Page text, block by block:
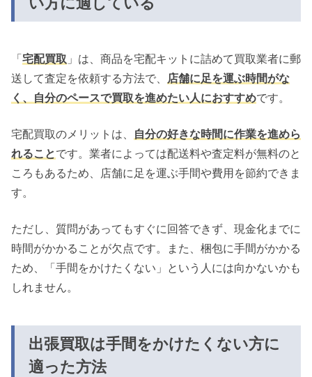
「 宅配買取 」は、商品を宅配キットに詰めて買取業者に郵
送して査定を依頼する方法で、
店舗に足を運ぶ時間がな
く、自分のペースで買取を進めたい人におすすめです。
宅配買取のメリットは、
自分の好きな時間に作業を進めら
れることです。業者によっては配送料や査定料が無料のと
ころもあるため、店舗に足を運ぶ手間や費用を節約できま
す。
ただし、質問があってもすぐに回答できず、現金化までに
時間がかかることが欠点です。また、梱包に手間がかかる
ため、「手間をかけたくない」という人には向かないかも
しれません。
出張買取は手間をかけたくない方に
適った方法